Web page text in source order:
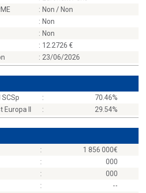
: Non / Non
: Non
: Non
: 12.2726
: 23/06/2026
:
70.46%
II
: 29.54%
:
1 856 000
:
000
:
000
:
--